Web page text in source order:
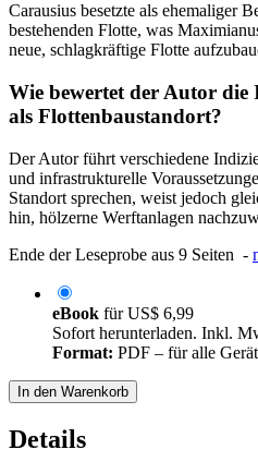
Carausius besetzte als ehemaliger
bestehenden Flotte, was
neue, schlagkräftige Flotte
Wie bewertet der Autor
als Flottenbaustandort?
Der Autor führt verschiedene
und infrastrukturelle
Standort sprechen, weist jedoch
hin, hölzerne Werftanlagen
Ende der Leseprobe aus 9 Seiten -
eBook fürUS$ 6,99
Sofort herunterladen. Inkl.
Format: PDF – für alle
In den Warenkorb
Details